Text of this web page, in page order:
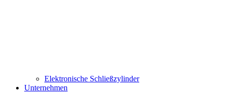
Elektronische Schließzylinder
Unternehmen